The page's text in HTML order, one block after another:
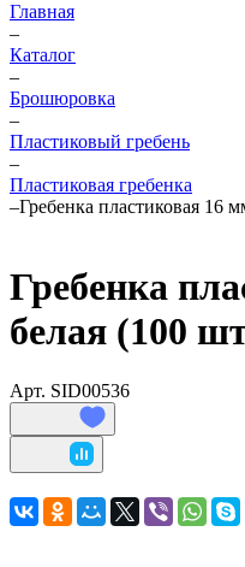
Главная
–
Каталог
–
Брошюровка
–
Пластиковый гребень
–
Пластиковая гребенка
–Гребенка пластиковая 16
Гребенка
белая (100
Арт. SID00536